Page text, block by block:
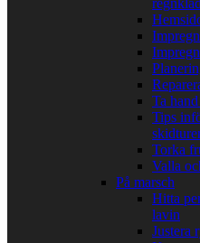
Ta
Tips
Torka
Valla
På marsch
Hitta
lavin
Justera